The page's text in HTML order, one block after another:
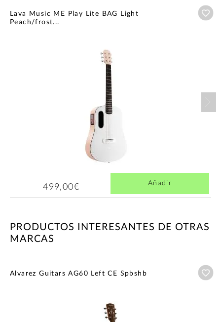
Lava Music ME Play Lite BAG Light
Peach/frost...
499,00€ Añadir
PRODUCTOS INTERESANTES DE OTRAS
MARCAS
Alvarez Guitars AG60 Left CE Spbshb